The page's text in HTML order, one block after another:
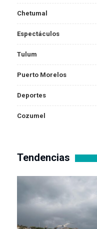
Chetumal
Espectáculos
Tulum
Puerto Morelos
Deportes
Cozumel
Tendencias